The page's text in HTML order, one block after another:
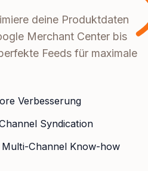
deine Produktdaten
Merchant Center bis
Feeds für maximale
Verbesserung
Syndication
Multi-Channel Know-how